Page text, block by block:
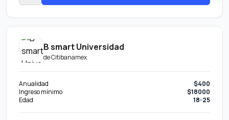
B smart Universidad
deCitibanamex
Anualidad
$400
Ingreso mínimo
$18000
Edad
18-25